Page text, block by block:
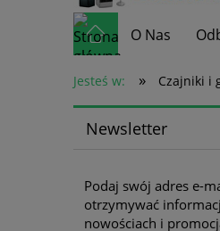
O Nas
Kontakt
Jesteś w: » Czajniki i
Newsletter
Podaj swój adres e-
otrzymywać
nowościach i